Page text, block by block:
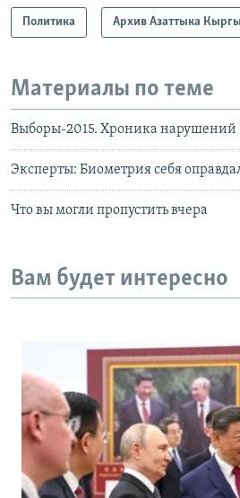
s
l
d
e
Политика Архив Азаттыка
Материалы по теме
Выборы-2015. Хроника нарушений
Эксперты: Биометрия себя
Что вы могли пропустить вчера
Вам будет интересно